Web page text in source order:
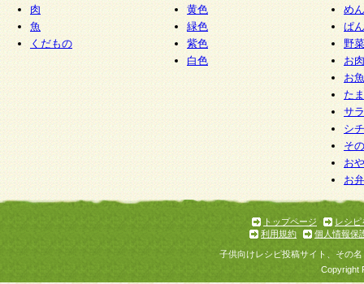
肉
魚
くだもの
黄色
緑色
紫色
白色
めん
ぱん
野
お
お
た
サ
シ
そ
お
お
トップページ
レシピ
利用規約
個人情報保
子供向けレシピ投稿サイト、その
Copyright